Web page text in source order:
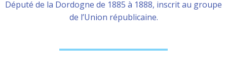
Député de la Dordogne de 1885 à 1888, inscrit au groupe
de l’Union républicaine.